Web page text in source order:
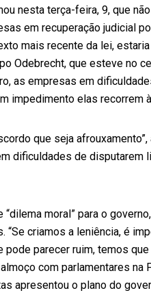
nesta terça-feira, 9, que
em recuperação judicial
mais recente da lei,
Odebrecht, que esteve no
as empresas em
impedimento elas recorrem
que seja
dificuldades de disputarem
moral” para o
criamos a leniência, é
pode parecer ruim, temos
com parlamentares na
apresentou o plano do